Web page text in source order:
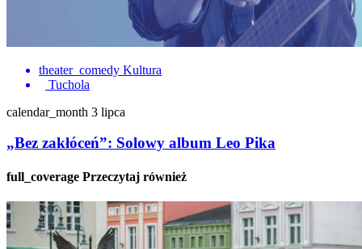
theater_comedy Kultura
Tuchola
calendar_month 3 lipca
„Bez zakłóceń”: Solowy album Leo Pika
full_coverage Przeczytaj również